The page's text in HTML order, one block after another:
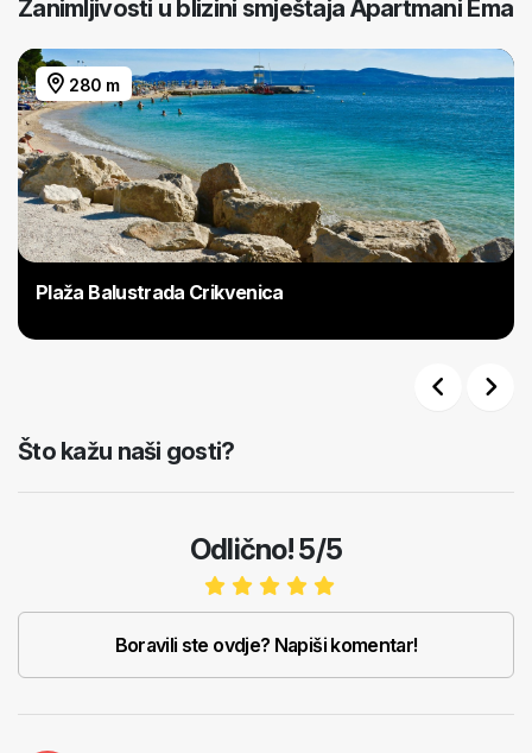
Zanimljivosti u blizini smještaja Apartmani Ema
280 m
Plaža Balustrada Crikvenica
Što kažu naši gosti?
Odlično! 5/5
Boravili ste ovdje? Napiši komentar!